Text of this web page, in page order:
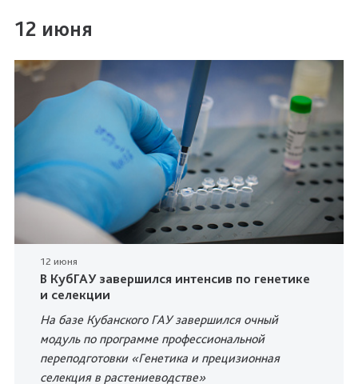
12 июня
12 июня
В КубГАУ завершился интенсив по генетике
и селекции
На базе Кубанского ГАУ завершился очный
модуль по программе профессиональной
переподготовки «Генетика и прецизионная
селекция в растениеводстве»